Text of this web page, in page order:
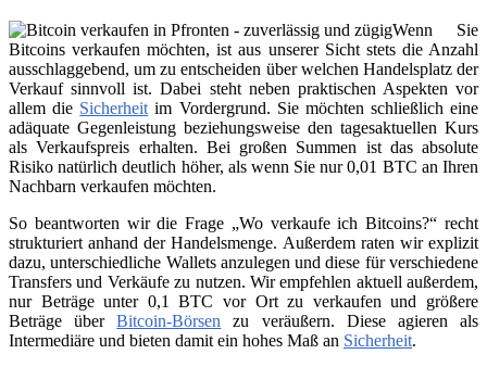
Wenn Sie
Bitcoins verkaufen möchten, ist aus unserer Sicht stets die Anzahl
ausschlaggebend, um zu entscheiden über welchen Handelsplatz der
Verkauf sinnvoll ist. Dabei steht neben praktischen Aspekten vor
allem die Sicherheit im Vordergrund. Sie möchten schließlich eine
adäquate Gegenleistung beziehungsweise den tagesaktuellen Kurs
als Verkaufspreis erhalten. Bei großen Summen ist das absolute
Risiko natürlich deutlich höher, als wenn Sie nur 0,01 BTC an Ihren
Nachbarn verkaufen möchten.
So beantworten wir die Frage „Wo verkaufe ich Bitcoins?“ recht
strukturiert anhand der Handelsmenge. Außerdem raten wir explizit
dazu, unterschiedliche Wallets anzulegen und diese für verschiedene
Transfers und Verkäufe zu nutzen. Wir empfehlen aktuell außerdem,
nur Beträge unter 0,1 BTC vor Ort zu verkaufen und größere
Beträge überBitcoin-Börsen zu veräußern. Diese agieren als
Intermediäre und bieten damit ein hohes Maß an Sicherheit.